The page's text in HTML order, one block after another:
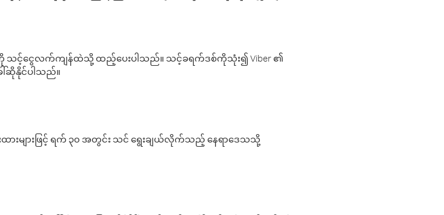
သင့်ငွေလက်ကျန်ထဲသို့ ထည့်ပေးပါသည်။ သင့်ခရက်ဒစ်ကိုသုံး၍ Viber ၏
ါ်ဆိုနိုင်ပါသည်။
းများဖြင့် ရက် ၃၀ အတွင်း သင် ရွေးချယ်လိုက်သည့် နေရာဒေသသို့